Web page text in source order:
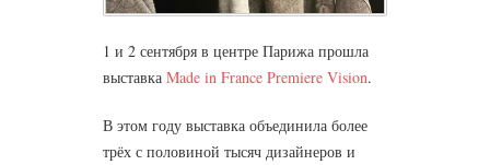
1 и 2 сентября в центре Парижа прошла
выставка Made in France Premiere Vision.
В этом году выставка объединила более
трёх с половиной тысяч дизайнеров и